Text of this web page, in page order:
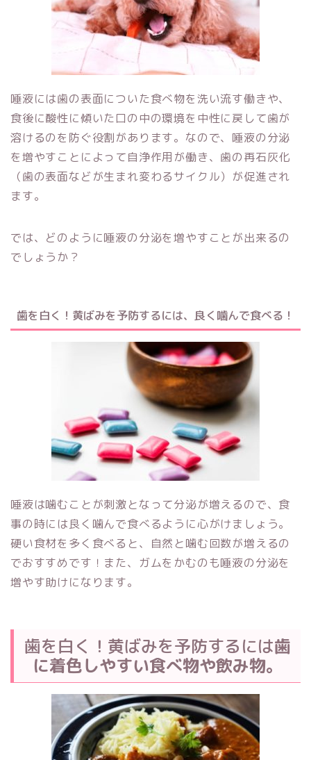
唾液には歯の表面についた食べ物を洗い流す働きや、
食後に酸性に傾いた口の中の環境を中性に戻して歯が
溶けるのを防ぐ役割があります。なので、唾液の分泌
を増やすことによって自浄作用が働き、歯の再石灰化
（歯の表面などが生まれ変わるサイクル）が促進され
ます。
では、どのように唾液の分泌を増やすことが出来るの
でしょうか？
歯を白く！黄ばみを予防するには、 良く噛んで食べる！
唾液は噛むことが刺激となって分泌が増えるので、食
事の時には良く噛んで食べるように心がけましょう。
硬い食材を多く食べると、自然と噛む回数が増えるの
でおすすめです！また、ガムをかむのも唾液の分泌を
増やす助けになります。
歯を白く！黄ばみを予防するには歯
に着色しやすい食べ物や飲み物。